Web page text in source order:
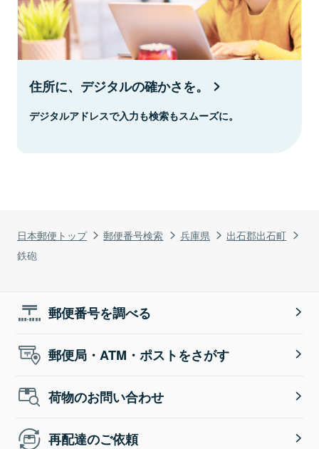
日本郵便トップ 郵便番号検索 兵庫県
出石郡出石町
鉄砲
住所に、デジタルの確かさを。
デジタルアドレスで入力も検索もスムーズに。
郵便番号を調べる
郵便局・ATM・ポストをさがす
荷物のお問い合わせ
再配達のご依頼